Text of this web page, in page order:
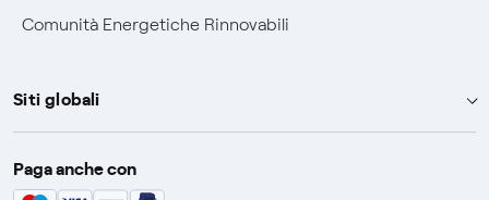
Comunità Energetiche Rinnovabili
Siti globali
Enel Group
Paga anche con